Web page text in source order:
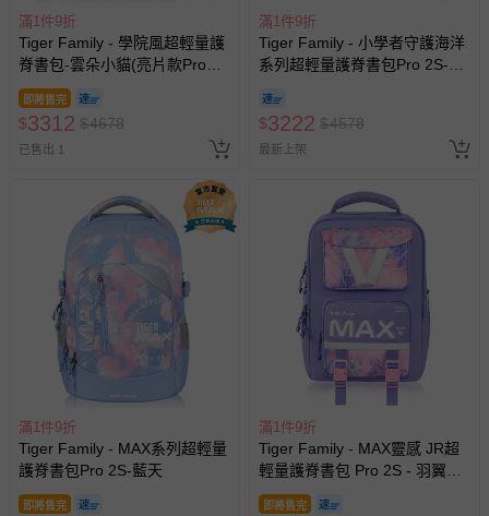
滿1件9折
Tiger Family - 學院風超輕量護
脊書包-雲朵小貓(亮片款Pro
2S)-(贈品：文具2件(補習袋+零
錢包)-三麗鷗點心派對)-花色送
完以其他樣式替代 不另行通知
即將售完
$3312 $4678
已售出 1
滿1件9折
Tiger Family - 小學者守護海洋
系列超輕量護脊書包Pro 2S-夢
+零錢包)-三麗鷗點心派對)-花
色送完以其他樣式替代 不另行
通知
$3222 $4578
最新上架
滿1件9折
Tiger Family - MAX系列超輕量
護脊書包Pro 2S-藍天
即將售完
滿1件9折
Tiger Family - MAX靈感 JR超
輕量護脊書包 Pro 2S - 羽翼粉
紫
即將售完